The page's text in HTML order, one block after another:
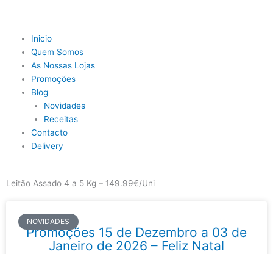
Main
Menu
Inicio
Quem Somos
As Nossas Lojas
Promoções
Blog
Novidades
Receitas
Contacto
Delivery
Leitão Assado 4 a 5 Kg – 149.99€/Uni
NOVIDADES
Promoções 15 de Dezembro a 03 de
Janeiro de 2026 – Feliz Natal